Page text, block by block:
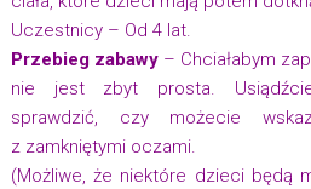
Uczestnicy – Od 4 lat.
Przebieg zabawy – Chciałabym
nie jest zbyt prosta. Usiądźcie
sprawdzić, czy możecie
z zamkniętymi oczami.
(Możliwe, że niektóre dzieci będą